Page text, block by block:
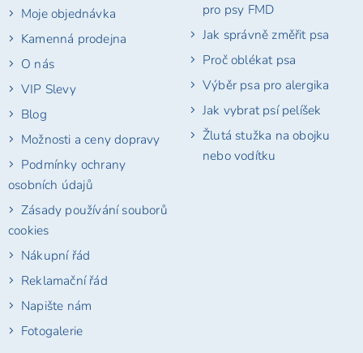
Moje objednávka
Kamenná prodejna
O nás
VIP Slevy
Blog
Možnosti a ceny dopravy
Podmínky ochrany
osobních údajů
Zásady používání souborů
cookies
Nákupní řád
Reklamační řád
Napište nám
Fotogalerie
pro psy FMD
Jak správně změřit psa
Proč oblékat psa
Výběr psa pro alergika
Jak vybrat psí pelíšek
Žlutá stužka na obojku
nebo vodítku